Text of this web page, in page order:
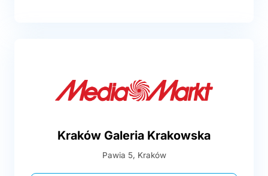
Kraków Galeria Krakowska
Pawia 5, Kraków